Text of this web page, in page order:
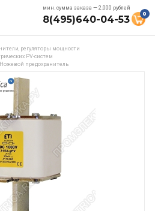
мин. сумма заказа — 2.000 рублей
8(495)640-04-53 0
регуляторы мощности
PV-систем
Ножевой предохранитель